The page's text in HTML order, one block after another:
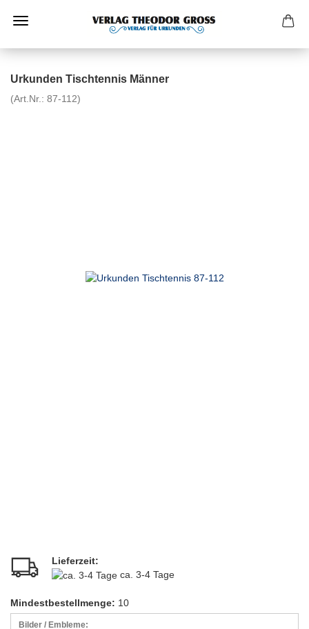
Urkunden Tischtennis Männer
(Art.Nr.: 87-112)
Lieferzeit:
ca. 3-4 Tage
Mindestbestellmenge: 10
Bilder / Embleme: